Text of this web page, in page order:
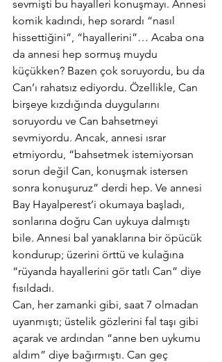
sevmişti bu hayalleri konuşmayı. Annesi
komik kadındı, hep sorardı “nasıl
hissettiğini”, “hayallerini”… Acaba ona
da annesi hep sormuş muydu
küçükken? Bazen çok soruyordu, bu da
Can’ı rahatsız ediyordu. Özellikle, Can
birşeye kızdığında duygularını
soruyordu ve Can bahsetmeyi
sevmiyordu. Ancak, annesi ısrar
etmiyordu, “bahsetmek istemiyorsan
sorun değil Can, konuşmak istersen
sonra konuşuruz” derdi hep. Ve annesi
Bay Hayalperest’i okumaya başladı,
sonlarına doğru Can uykuya dalmıştı
bile. Annesi bal yanaklarına bir öpücük
kondurup; üzerini örttü ve kulağına
“rüyanda hayallerini gör tatlı Can” diye
fısıldadı.
Can, her zamanki gibi, saat 7 olmadan
uyanmıştı; üstelik gözlerini fal taşı gibi
açarak ve ardından “anne ben uykumu
aldım” diye bağırmıştı. Can geç